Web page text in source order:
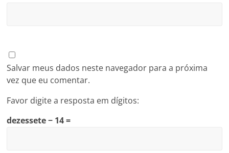
Salvar meus dados neste navegador para a próxima
vez que eu comentar.
Favor digite a resposta em dígitos:
dezessete − 14 =